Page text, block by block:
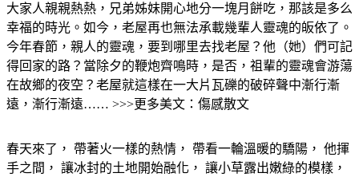
大家人親親熱熱，兄弟姊妹開心地分一塊月餅吃，那該是多么
幸福的時光。如今，老屋再也無法承載幾輩人靈魂的皈依了。
今年春節，親人的靈魂，要到哪里去找老屋？他（她）們可記
得回家的路？當除夕的鞭炮齊鳴時，是否，祖輩的靈魂會游蕩
在故鄉的夜空？老屋就這樣在一大片瓦礫的破碎聲中漸行漸
遠，漸行漸遠…… >>>更多美文：傷感散文
春天來了， 帶著火一樣的熱情， 帶看一輪溫暖的驕陽， 他揮
手之間， 讓冰封的土地開始融化， 讓小草露出嫩綠的模樣，